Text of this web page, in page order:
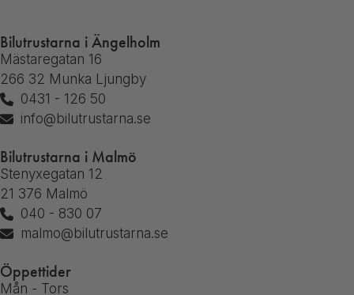
Bilutrustarna i Ängelholm
Mästaregatan 16
266 32 Munka Ljungby
0431 - 126 50
info@bilutrustarna.se
Bilutrustarna i Malmö
Stenyxegatan 12
21 376 Malmö
040 - 830 07
malmo@bilutrustarna.se
Öppettider
Mån - Tors